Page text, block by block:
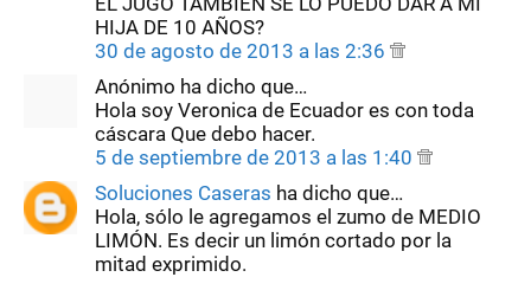
HIJA DE 10 AÑOS?
30 de agosto de 2013 a las 2:36
Anónimo ha dicho que…
Hola soy Veronica de Ecuador es con toda
cáscara Que debo hacer.
5 de septiembre de 2013 a las 1:40
Soluciones Caseras ha dicho que…
Hola, sólo le agregamos el zumo de MEDIO
LIMÓN. Es decir un limón cortado por la
mitad exprimido.